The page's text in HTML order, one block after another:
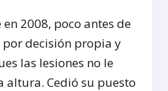
2008, poco antes de
decisión propia y
las lesiones no le
altura. Cedió su puesto